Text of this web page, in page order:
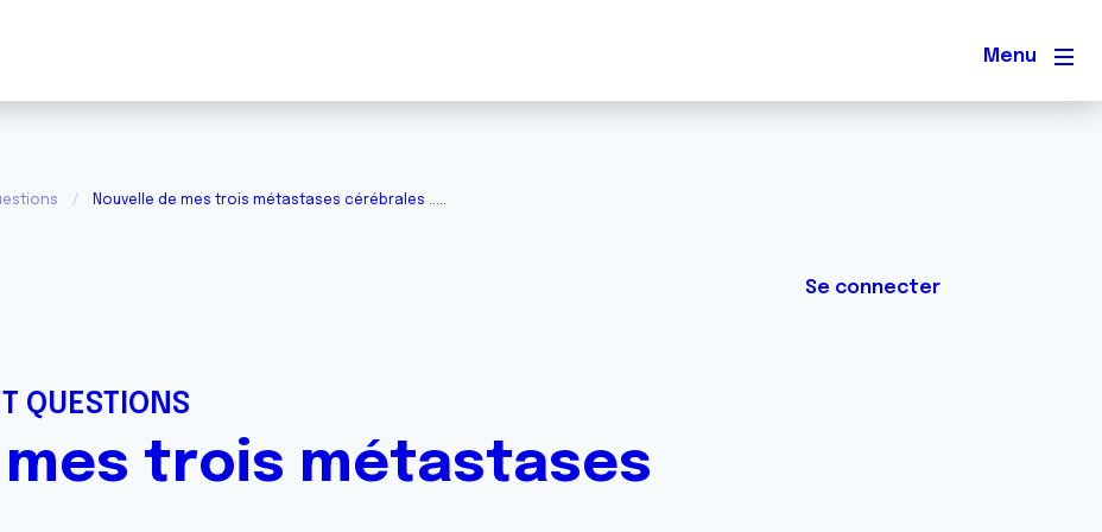
Menu
Nouvelle de mes trois métastases cérébrales .....
Se connecter
QUESTIONS
mes trois métastases